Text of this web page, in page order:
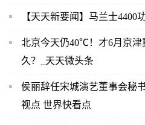
【天天新要闻】马兰士4400
北京今天仍40℃！才6月京津
久？_天天微头条
侯丽辞任宋城演艺董事会秘
视点 世界快看点